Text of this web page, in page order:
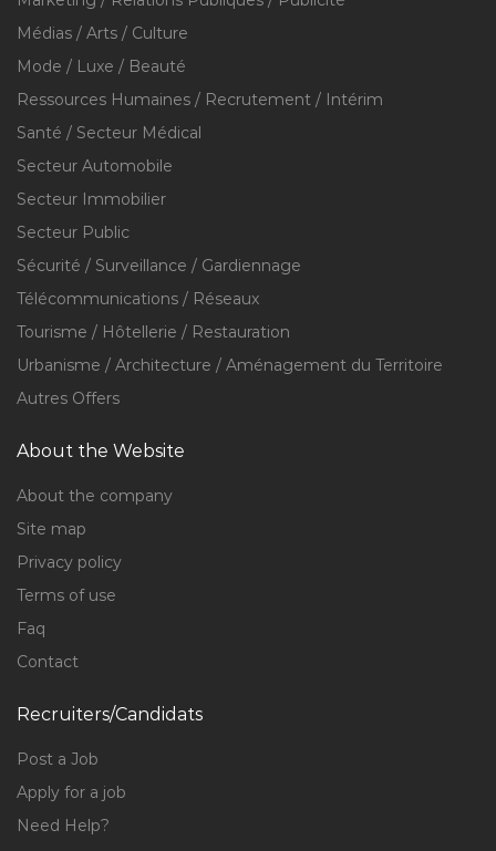
Médias / Arts / Culture
Mode / Luxe / Beauté
Ressources Humaines / Recrutement / Intérim
Santé / Secteur Médical
Secteur Automobile
Secteur Immobilier
Secteur Public
Sécurité / Surveillance / Gardiennage
Télécommunications / Réseaux
Tourisme / Hôtellerie / Restauration
Urbanisme / Architecture / Aménagement du Territoire
Autres Offers
About the Website
About the company
Site map
Privacy policy
Terms of use
Faq
Contact
Recruiters/Candidats
Post a Job
Apply for a job
Need Help?